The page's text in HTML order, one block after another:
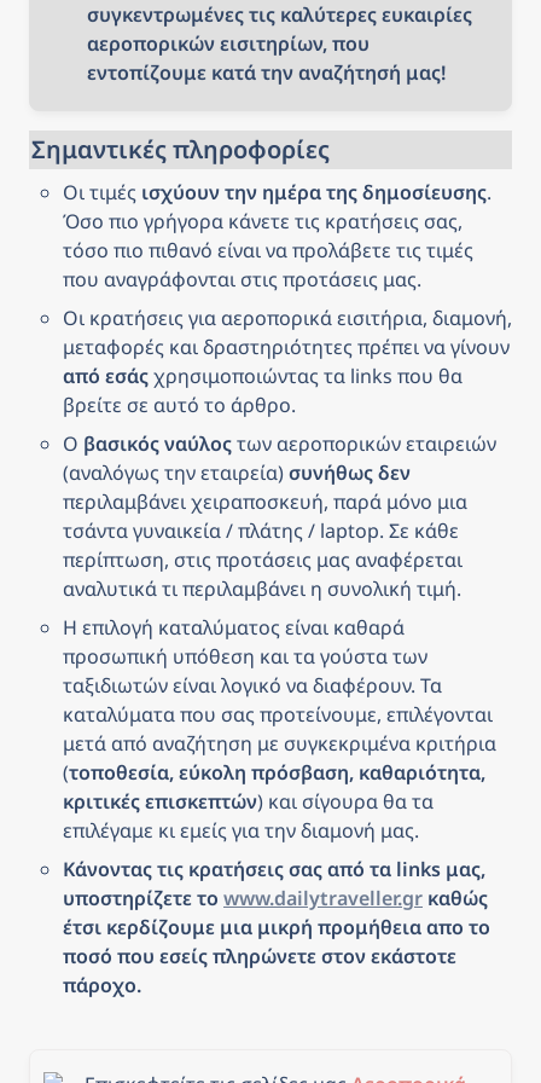
συγκεντρωμένες τις καλύτερες ευκαιρίες
αεροπορικών εισιτηρίων, που
εντοπίζουμε κατά την αναζήτησή μας!
Σημαντικές πληροφορίες
Οι τιμές ισχύουν την ημέρα της δημοσίευσης.
Όσο πιο γρήγορα κάνετε τις κρατήσεις σας,
τόσο πιο πιθανό είναι να προλάβετε τις τιμές
που αναγράφονται στις προτάσεις μας.
Οι κρατήσεις για αεροπορικά εισιτήρια, διαμονή,
από εσάς χρησιμοποιώντας τα links που θα
βρείτε σε αυτό το άρθρο.
Ο βασικός ναύλος των αεροπορικών εταιρειών
(αναλόγως την εταιρεία) συνήθως δεν
περιλαμβάνει χειραποσκευή, παρά μόνο μια
τσάντα γυναικεία / πλάτης / laptop. Σε κάθε
περίπτωση, στις προτάσεις μας αναφέρεται
αναλυτικά τι περιλαμβάνει η συνολική τιμή.
Η επιλογή καταλύματος είναι καθαρά
προσωπική υπόθεση και τα γούστα των
ταξιδιωτών είναι λογικό να διαφέρουν. Τα
καταλύματα που σας προτείνουμε, επιλέγονται
μετά από αναζήτηση με συγκεκριμένα κριτήρια
(τοποθεσία, εύκολη πρόσβαση, καθαριότητα,
κριτικές επισκεπτών) και σίγουρα θα τα
επιλέγαμε κι εμείς για την διαμονή μας.
Κάνοντας τις κρατήσεις σας από τα links μας,
υποστηρίζετε το www.dailytraveller.gr καθώς
έτσι κερδίζουμε μια μικρή προμήθεια απο το
ποσό που εσείς πληρώνετε στον εκάστοτε
πάροχο.